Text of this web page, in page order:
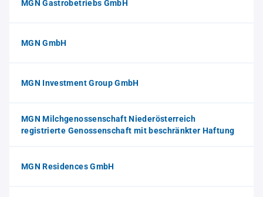
MGN Gastrobetriebs GmbH
MGN GmbH
MGN Investment Group GmbH
MGN Milchgenossenschaft Niederösterreich
registrierte Genossenschaft mit beschränkter Haftung
MGN Residences GmbH